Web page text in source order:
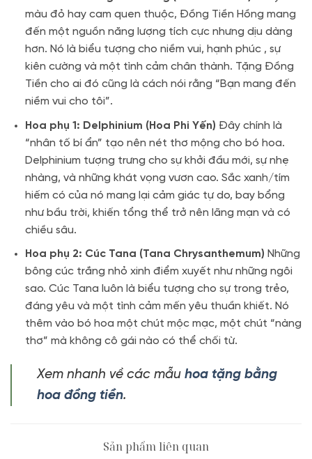
màu đỏ hay cam quen thuộc, Đồng Tiền Hồng mang
đến một nguồn năng lượng tích cực nhưng dịu dàng
hơn. Nó là biểu tượng cho niềm vui, hạnh phúc , sự
kiên cường và một tình cảm chân thành. Tặng Đồng
Tiền cho ai đó cũng là cách nói rằng “Bạn mang đến
niềm vui cho tôi”.
Hoa phụ 1: Delphinium (Hoa Phi Yến) Đây chính là
“nhân tố bí ẩn” tạo nên nét thơ mộng cho bó hoa.
Delphinium tượng trưng cho sự khởi đầu mới, sự nhẹ
nhàng, và những khát vọng vươn cao. Sắc xanh/tím
hiếm có của nó mang lại cảm giác tự do, bay bổng
như bầu trời, khiến tổng thể trở nên lãng mạn và có
chiều sâu.
Hoa phụ 2: Cúc Tana (Tana Chrysanthemum) Những
bông cúc trắng nhỏ xinh điểm xuyết như những ngôi
sao. Cúc Tana luôn là biểu tượng cho sự trong trẻo,
đáng yêu và một tình cảm mến yêu thuần khiết. Nó
thêm vào bó hoa một chút mộc mạc, một chút “nàng
thơ” mà không cô gái nào có thể chối từ.
Xem nhanh về các mẫu hoa tặng bằng
hoa đồng tiền.
Sản phẩm liên quan